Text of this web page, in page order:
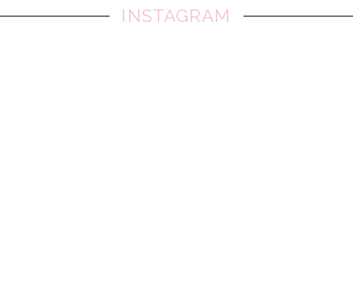
INSTAGRAM